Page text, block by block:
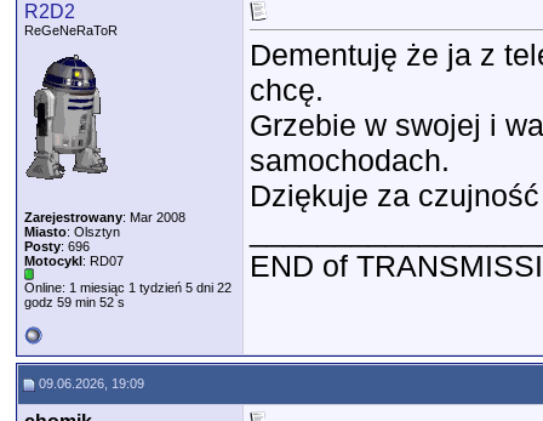
R2D2
ReGeNeRaToR
Zarejestrowany: Mar 2008
Miasto: Olsztyn
Posty: 696
Motocykl: RD07
Online: 1 miesiąc 1 tydzień 5 dni 22
godz 59 min 52 s
Dementuję że ja z
chcę.
Grzebie w swojej i
samochodach.
Dziękuje za
END of
09.06.2026, 19:09